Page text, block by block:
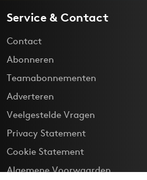
Service & Contact
Contact
Abonneren
Teamabonnementen
Adverteren
Veelgestelde Vragen
Privacy Statement
Cookie Statement
Algemene Voorwaarden